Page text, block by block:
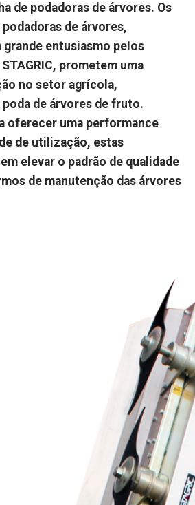
de podadoras de árvores. Os
de árvores,
entusiasmo pelos
prometem uma
no setor agrícola,
poda de árvores de fruto.
oferecer uma performance
de utilização, estas
elevar o padrão de qualidade
de manutenção das árvores